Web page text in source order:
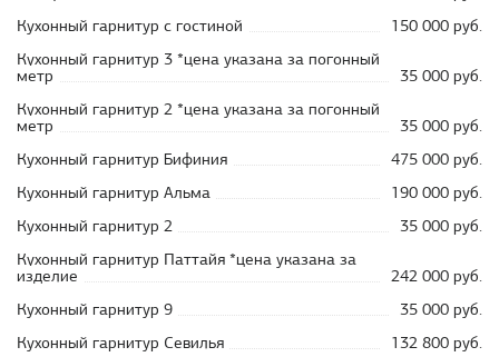
Кухонный гарнитур с гостиной
150 000 руб.
Кухонный гарнитур 3 *цена указана за погонный
метр
35 000 руб.
Кухонный гарнитур 2 *цена указана за погонный
метр
35 000 руб.
Кухонный гарнитур Бифиния
475 000 руб.
Кухонный гарнитур Альма
190 000 руб.
Кухонный гарнитур 2
35 000 руб.
Кухонный гарнитур Паттайя *цена указана за
изделие
242 000 руб.
Кухонный гарнитур 9
35 000 руб.
Кухонный гарнитур Севилья
132 800 руб.